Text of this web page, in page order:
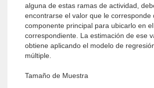
alguna de estas ramas de actividad,
encontrarse el valor que le corresponde
componente principal para ubicarlo en
correspondiente. La estimación de ese
obtiene aplicando el modelo de
múltiple.
Tamaño de Muestra